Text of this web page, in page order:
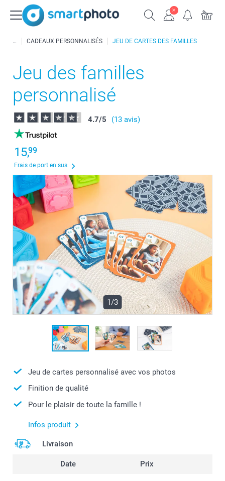
CADEAUX PERSONNALISÉS JEU DE CARTES DES FAMILLES
Jeu des familles
personnalisé
4.7/5 (13 avis)
15,99
Frais de port en sus
1/3
Jeu de cartes personnalisé avec vos photos
Finition de qualité
Pour le plaisir de toute la famille !
Infos produit
Livraison
Date Prix